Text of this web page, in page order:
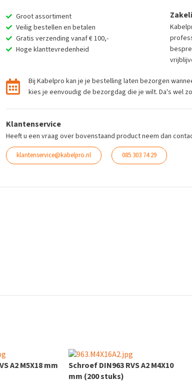
Groot assortiment
Veilig bestellen en betalen
Gratis verzending vanaf € 100,-
Hoge klanttevredenheid
Bij Kabelpro kan je je bestelling laten bezorgen
kies je eenvoudig de bezorgdag die je wilt. Da's wel
Klantenservice
Heeft u een vraag over bovenstaand product neem dan
klantenservice@kabelpro.nl 085 303 74 29
A2 M5X18 mm
Schroef DIN963 RVS A2 M4X10
mm (200 stuks)